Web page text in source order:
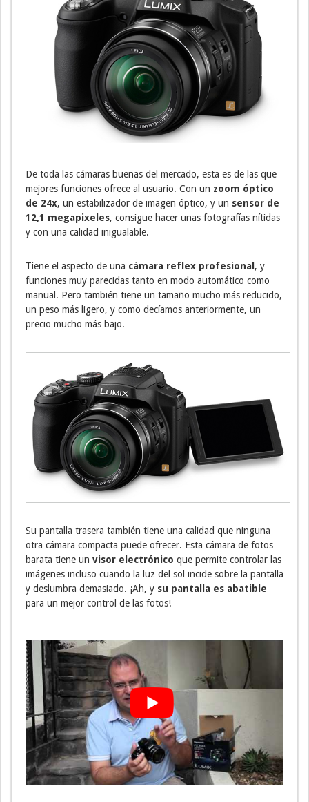
De toda las cámaras buenas del mercado, esta es de las que
mejores funciones ofrece al usuario. Con un zoom óptico
de 24x, un estabilizador de imagen óptico, y un sensor de
12,1 megapixeles, consigue hacer unas fotografías nítidas
y con una calidad inigualable.
Tiene el aspecto de una cámara reflex profesional , y
funciones muy parecidas tanto en modo automático como
manual. Pero también tiene un tamaño mucho más reducido,
un peso más ligero, y como decíamos anteriormente, un
precio mucho más bajo.
Su pantalla trasera también tiene una calidad que ninguna
otra cámara compacta puede ofrecer. Esta cámara de fotos
barata tiene un visor electrónico que permite controlar las
imágenes incluso cuando la luz del sol incide sobre la pantalla
y deslumbra demasiado. ¡Ah, y su pantalla es abatible
para un mejor control de las fotos!